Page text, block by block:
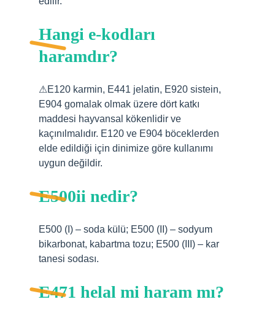
Hangi e-kodları
haramdır?
⚠E120 karmin, E441 jelatin, E920 sistein,
E904 gomalak olmak üzere dört katkı
maddesi hayvansal kökenlidir ve
kaçınılmalıdır. E120 ve E904 böceklerden
elde edildiği için dinimize göre kullanımı
uygun değildir.
E500ii nedir?
E500 (I) – soda külü; E500 (II) – sodyum
bikarbonat, kabartma tozu; E500 (III) – kar
tanesi sodası.
E471 helal mi haram mı?